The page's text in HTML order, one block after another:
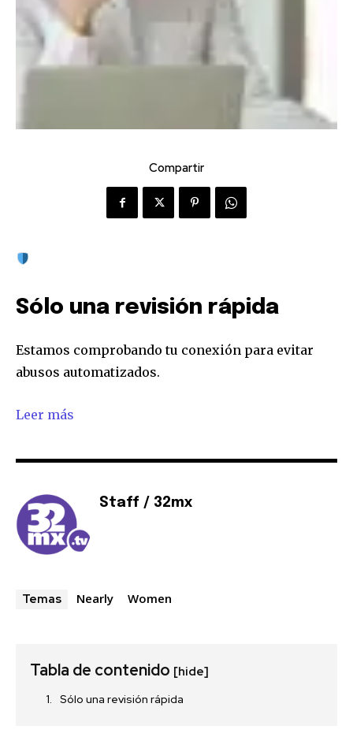
suscriptores y sé parte de la
conversación.
Para suscribirte, solo escribe tu dirección de correo eletrónico
INBOX. Tu información está segura con nosotros.
SUSCRIBIR
Compartir
Sólo una revisión rápida
Estamos comprobando tu conexión para evitar
abusos automatizados.
Leer más
Staff / 32mx
Temas Nearly Women
Tabla de contenido [hide]
Sólo una revisión rápida